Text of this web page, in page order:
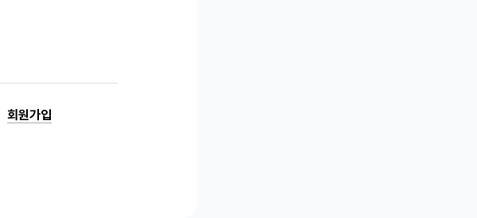
회원가입